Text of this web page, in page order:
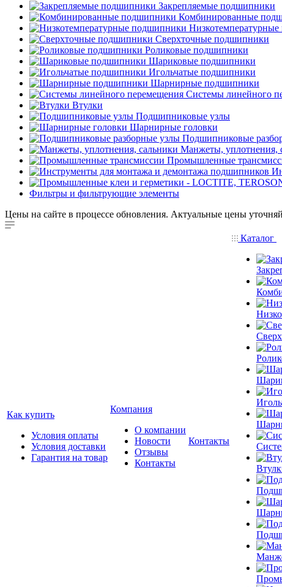
Закрепляемые подшипники
Комбинированные
Сверхточные подшипники
Роликовые подшипники
Шариковые подшипники
Игольчатые подшипники
Шарнирные подшипники
Системы линейного
Втулки
Подшипниковые узлы
Шарнирные головки
Подшипниковые
Манжеты, уплотнения,
Промышленные
Фильтры и фильтрующие элементы
Цены на сайте в процессе обновления. Актуальные цены
Как купить
Условия оплаты
Условия доставки
Гарантия на товар
Компания
О компании
Новости
Отзывы
Контакты
Контакты
Каталог